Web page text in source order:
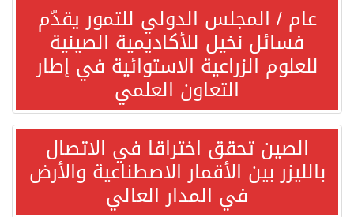
عام / المجلس الدولي للتمور يقدّم
فسائل نخيل للأكاديمية الصينية
للعلوم الزراعية الاستوائية في إطار
التعاون العلمي
الصين تحقق اختراقا في الاتصال
بالليزر بين الأقمار الاصطناعية والأرض
في المدار العالي